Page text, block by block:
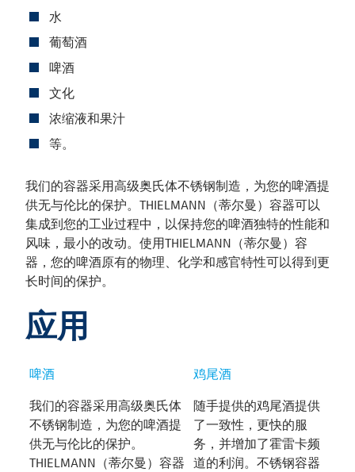
水
葡萄酒
啤酒
文化
浓缩液和果汁
等。
我们的容器采用高级奥氏体不锈钢制造，为您的啤酒提
供无与伦比的保护。THIELMANN（蒂尔曼）容器可以
集成到您的工业过程中，以保持您的啤酒独特的性能和
风味，最小的改动。使用THIELMANN（蒂尔曼）容
器，您的啤酒原有的物理、化学和感官特性可以得到更
长时间的保护。
应用
啤酒
我们的容器采用高级奥氏体
不锈钢制造，为您的啤酒提
供无与伦比的保护。
THIELMANN（蒂尔曼）容器
鸡尾酒
随手提供的鸡尾酒提供
了一致性，更快的服
务，并增加了霍雷卡频
道的利润。不锈钢容器